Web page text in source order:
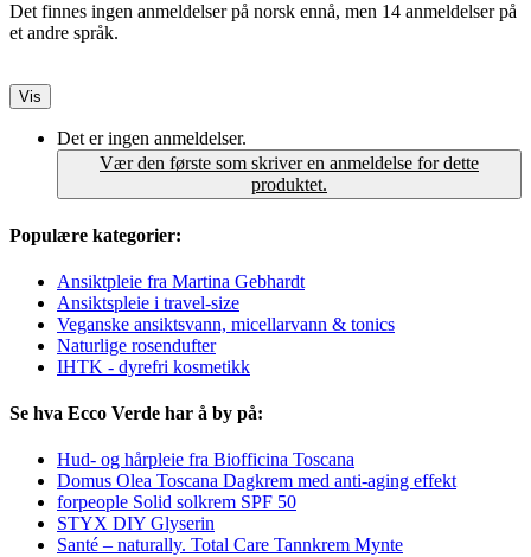
Det finnes ingen anmeldelser på norsk ennå, men 14 anmeldelser på
et andre språk.
Vis
Det er ingen anmeldelser.
Vær den første som skriver en anmeldelse for dette
produktet.
Populære kategorier:
Ansiktpleie fra Martina Gebhardt
Ansiktspleie i travel-size
Veganske ansiktsvann, micellarvann & tonics
Naturlige rosendufter
IHTK - dyrefri kosmetikk
Se hva Ecco Verde har å by på:
Hud- og hårpleie fra Biofficina Toscana
Domus Olea Toscana Dagkrem med anti-aging effekt
forpeople Solid solkrem SPF 50
STYX DIY Glyserin
Santé – naturally. Total Care Tannkrem Mynte